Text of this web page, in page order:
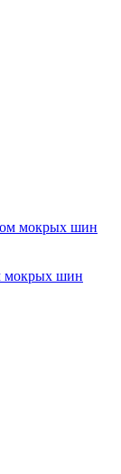
мокрых шин